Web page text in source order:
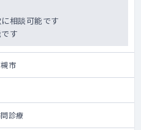
いて】
で枠は分けてはいませんが先生方
って予約の受け方等柔軟に対応い
。
者数としては月に5～10名ほどと
相談可能です
す
市
診療